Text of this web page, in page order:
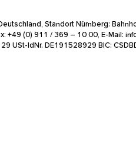
Standort Nürnberg:
(0) 911 / 369 – 10 00, E-Mail:
USt-IdNr. DE191528929 BIC: